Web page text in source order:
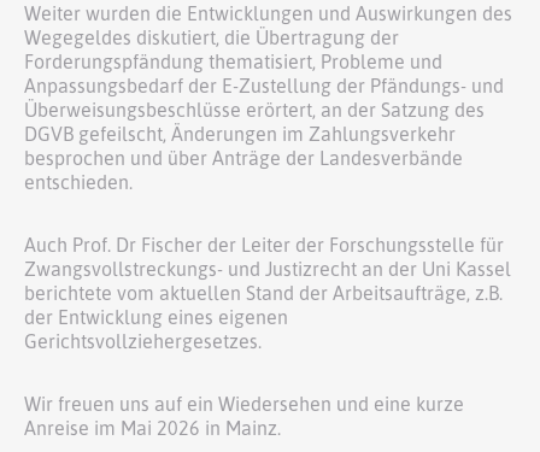
Weiter wurden die Entwicklungen und Auswirkungen des
Wegegeldes diskutiert, die Übertragung der
Forderungspfändung thematisiert, Probleme und
Anpassungsbedarf der E-Zustellung der Pfändungs- und
Überweisungsbeschlüsse erörtert, an der Satzung des
DGVB gefeilscht, Änderungen im Zahlungsverkehr
besprochen und über Anträge der Landesverbände
entschieden.
Auch Prof. Dr Fischer der Leiter der Forschungsstelle für
Zwangsvollstreckungs- und Justizrecht an der Uni Kassel
berichtete vom aktuellen Stand der Arbeitsaufträge, z.B.
der Entwicklung eines eigenen
Gerichtsvollziehergesetzes.
Wir freuen uns auf ein Wiedersehen und eine kurze
Anreise im Mai 2026 in Mainz.